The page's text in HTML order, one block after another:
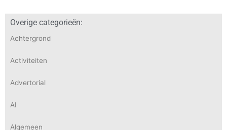
Overige categorieën:
Achtergrond
Activiteiten
Advertorial
AI
Algemeen